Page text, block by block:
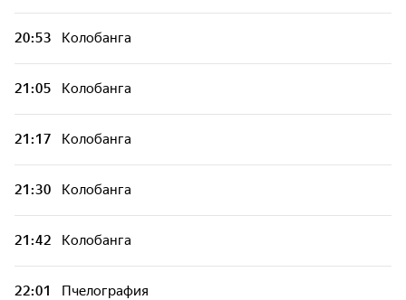
20:53 Колобанга
21:05 Колобанга
21:17 Колобанга
21:30 Колобанга
21:42 Колобанга
22:01 Пчелография